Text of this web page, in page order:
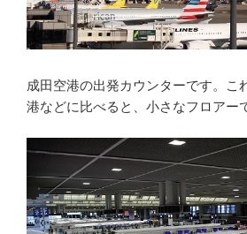
成田空港の出発カウンターです。こ
港などに比べると、小さなフロアー